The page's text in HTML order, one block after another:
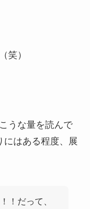
笑）
うな量を読んで
にはある程度、展
！だって、